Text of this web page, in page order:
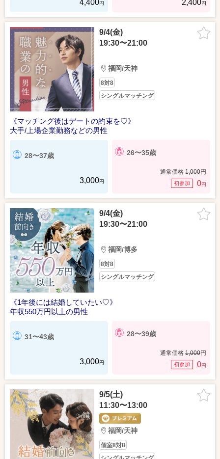
4,400円 2,400円
9/4(金)
19:30〜21:00
福岡/天神
8対8
シングルマッチング
《マッチング後はデートの約束を♡》
大手/上場企業勤務などの男性
28〜37歳
3,000円
26〜35歳
通常価格 1,000円
初参加 0円
9/4(金)
19:30〜21:00
福岡/博多
8対8
シングルマッチング
《1年後には結婚していたい♡》
年収550万円以上の男性
31〜43歳
3,000円
28〜39歳
通常価格 1,000円
初参加 0円
9/5(土)
11:30〜13:00
福岡/天神
個室8対8